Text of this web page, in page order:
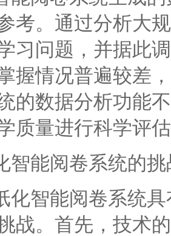
考。通过分析大
习问题，并据此
握情况普遍较差
的数据分析功能
质量进行科学评
能阅卷系统的挑
智能阅卷系统具
战。首先，技术